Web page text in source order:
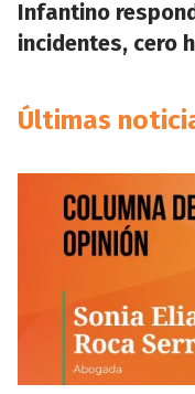
Infantino
incidentes, cero
Últimas